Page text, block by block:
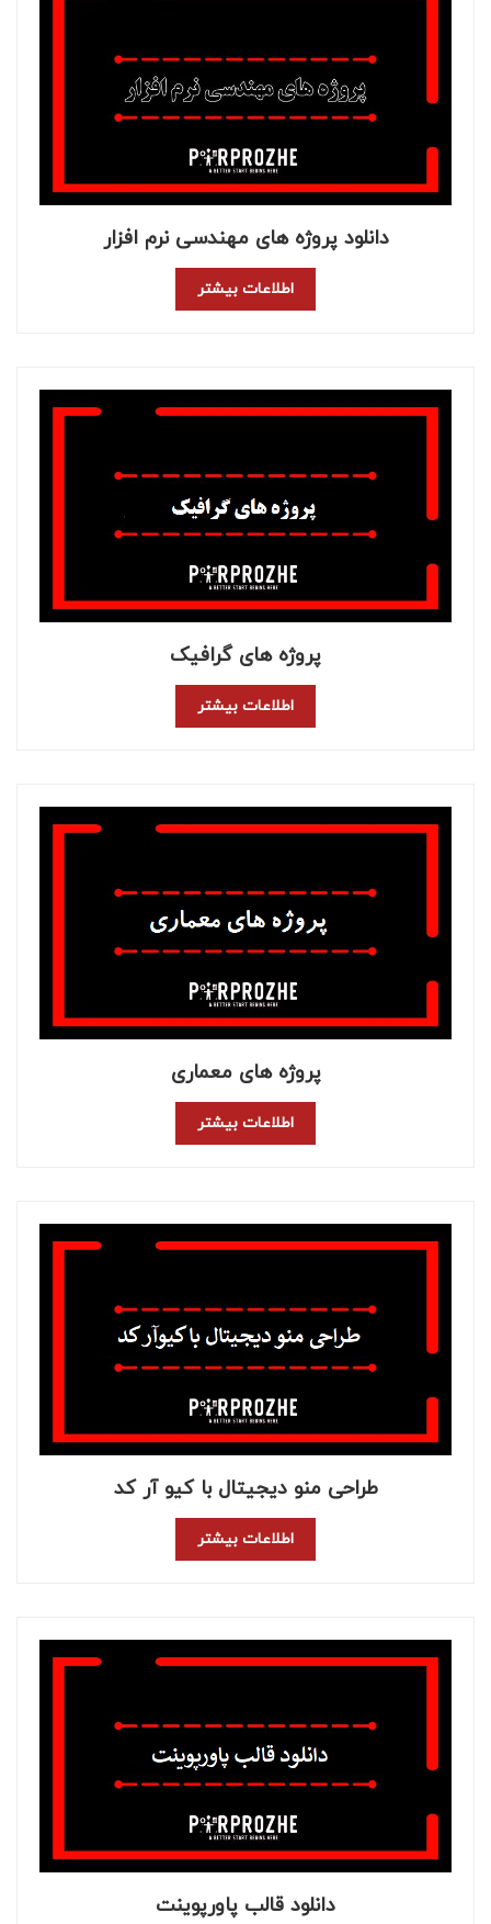
دانلود پروژه های مهندسی نرم افزار
اطلاعات بیشتر
پروژه های گرافیک
اطلاعات بیشتر
پروژه های معماری
اطلاعات بیشتر
طراحی منو دیجیتال با کیو آر کد
اطلاعات بیشتر
دانلود قالب پاورپوینت